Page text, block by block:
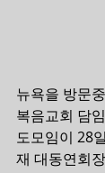
뉴욕을 방문
복음교회 담
도모임이 28
재 대동연회